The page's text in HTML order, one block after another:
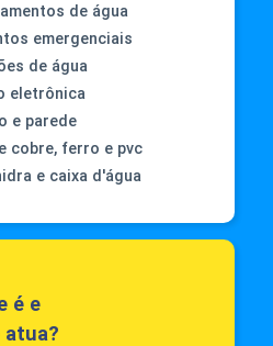
de água
emergenciais
de água
eletrônica
e parede
cobre, ferro e pvc
e caixa d'água
é e
atua?